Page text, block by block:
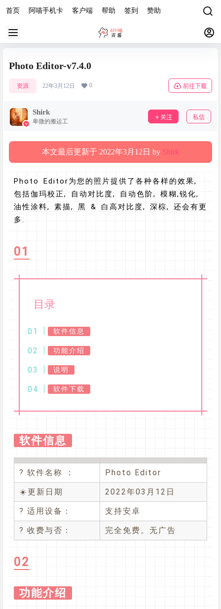
首页 阿喵手机卡 客户端 帮助 签到 赞助
Photo Editor-v7.4.0
资源 22年3月12日 0 前往下载
Shirk
卑微的搬运工
关注 私信
本文最后更新于 2022年3月12日 by Shirk
Photo Editor为您的照片提供了各种各样的效果,
包括伽玛校正, 自动对比度, 自动色阶, 模糊,锐化,
油性涂料, 素描, 黑 & 白高对比度, 深棕, 还会有更
多.
01
目录
软件信息
功能介绍
说明
软件下载
软件信息
? 软件名称 ： Photo Editor
☀️更新日期 2022年03月12日
? 适用设备： 支持安卓
? 收费与否： 完全免费。无广告
02
功能介绍